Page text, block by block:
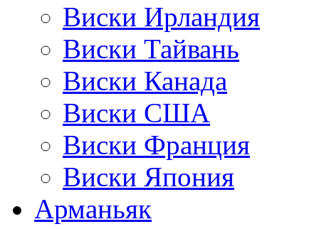
Виски Ирландия
Виски Тайвань
Виски Канада
Виски США
Виски Франция
Виски Япония
Арманьяк